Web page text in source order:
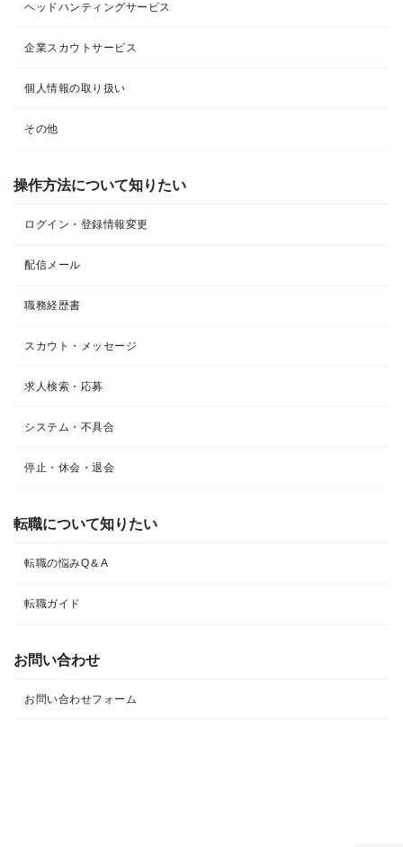
ヘッドハンティングサービス
企業スカウトサービス
個人情報の取り扱い
その他
操作方法について知りたい
ログイン・登録情報変更
配信メール
職務経歴書
スカウト・メッセージ
求人検索・応募
システム・不具合
停止・休会・退会
転職について知りたい​
転職の悩みQ＆A​
転職ガイド
お問い合わせ
お問い合わせフォーム